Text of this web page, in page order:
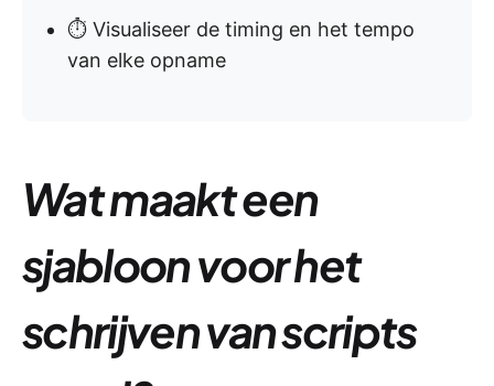
⏱️ Visualiseer de timing en het tempo
van elke opname
Wat maakt een
sjabloon voor het
schrijven van scripts